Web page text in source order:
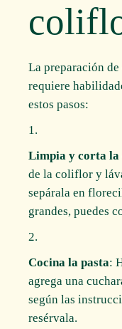
La preparación
requiere
estos pasos:
Limpia y corta
de la coliflor y
sepárala en
grandes, puedes
Cocina la pasta:
agrega una
según las
resérvala.